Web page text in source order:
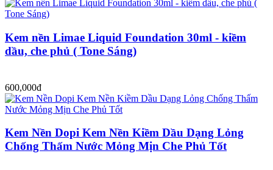
Kem nền Limae Liquid Foundation 30ml - kiềm
dầu, che phủ ( Tone Sáng)
600,000đ
Kem Nền Dopi Kem Nền Kiềm Dầu Dạng Lỏng
Chống Thấm Nước Mỏng Mịn Che Phủ Tốt